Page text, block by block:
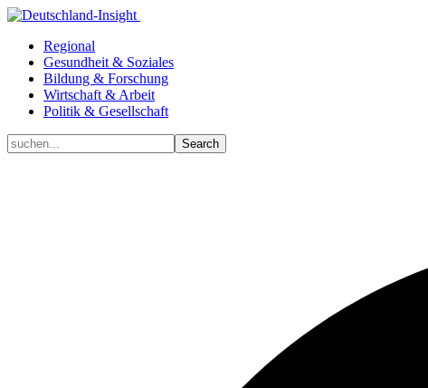
Regional
Gesundheit & Soziales
Bildung & Forschung
Wirtschaft & Arbeit
Politik & Gesellschaft